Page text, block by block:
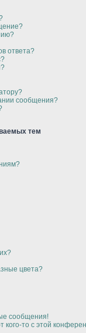
ответа?
сообщения?
тем
цвета?
сообщения!
кого-то с этой